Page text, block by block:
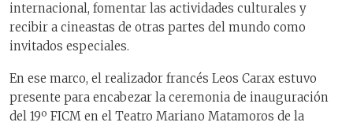
internacional, fomentar las actividades culturales y
recibir a cineastas de otras partes del mundo como
invitados especiales.
En ese marco, el realizador francés Leos Carax estuvo
presente para encabezar la ceremonia de inauguración
del 19º FICM en el Teatro Mariano Matamoros de la